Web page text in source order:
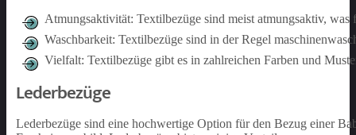
Atmungsaktivität: Textilbezüge sind meist atmungsaktiv,
Waschbarkeit: Textilbezüge sind in der Regel
Vielfalt: Textilbezüge gibt es in zahlreichen Farben und
Lederbezüge
Lederbezüge sind eine hochwertige Option für den Bezug einer